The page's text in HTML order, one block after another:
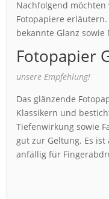
Nachfolgend
Fotopapiere
bekannte Glanz sowie
Fotopapier
unsere Empfehlung!
Das glänzende
Klassikern und
Tiefenwirkung sowie
gut zur Geltung. Es
anfällig für